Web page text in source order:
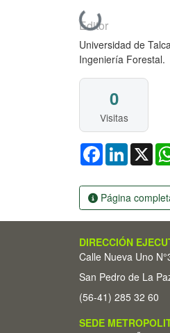
Cargando...
Editor
Universidad de
Ingeniería Forestal.
0
Visitas
FacebookLinkedIn
X
Página
DIRECCIÓN
Calle Nueva Uno
San Pedro de La
(56-41) 285 32 60
SEDE